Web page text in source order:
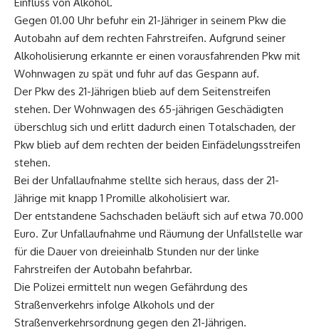
Gegen 01.00 Uhr befuhr ein 21-Jähriger in seinem Pkw die
Autobahn auf dem rechten Fahrstreifen. Aufgrund seiner
Alkoholisierung erkannte er einen vorausfahrenden Pkw mit
Wohnwagen zu spät und fuhr auf das Gespann auf.
Der Pkw des 21-Jährigen blieb auf dem Seitenstreifen
stehen. Der Wohnwagen des 65-jährigen Geschädigten
überschlug sich und erlitt dadurch einen Totalschaden, der
Pkw blieb auf dem rechten der beiden Einfädelungsstreifen
stehen.
Bei der Unfallaufnahme stellte sich heraus, dass der 21-
Jährige mit knapp 1 Promille alkoholisiert war.
Der entstandene Sachschaden beläuft sich auf etwa 70.000
Euro. Zur Unfallaufnahme und Räumung der Unfallstelle war
für die Dauer von dreieinhalb Stunden nur der linke
Fahrstreifen der Autobahn befahrbar.
Die Polizei ermittelt nun wegen Gefährdung des
Straßenverkehrs infolge Alkohols und der
Straßenverkehrsordnung gegen den 21-Jährigen.